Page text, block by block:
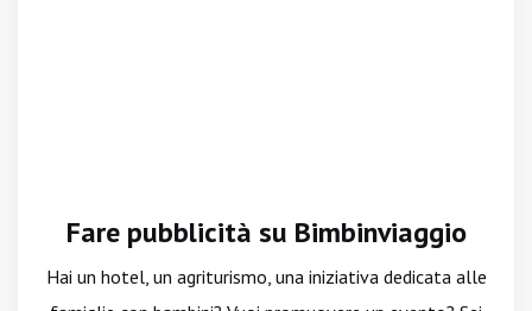
Fare pubblicità su Bimbinviaggio
Hai un hotel, un agriturismo, una iniziativa dedicata alle